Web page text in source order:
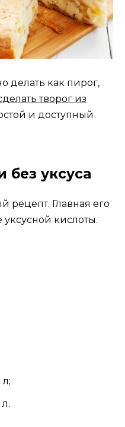
делать как пирог,
творог из
и доступный
без уксуса
рецепт. Главная его
уксусной кислоты.